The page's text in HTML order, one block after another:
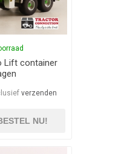
Lift container
verzenden
NU!